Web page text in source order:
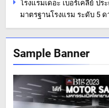
โรงแรมเดอะ เบอร์เคลีย์
มาตรฐานโรงแรม ระดับ 5 ด
Sample Banner